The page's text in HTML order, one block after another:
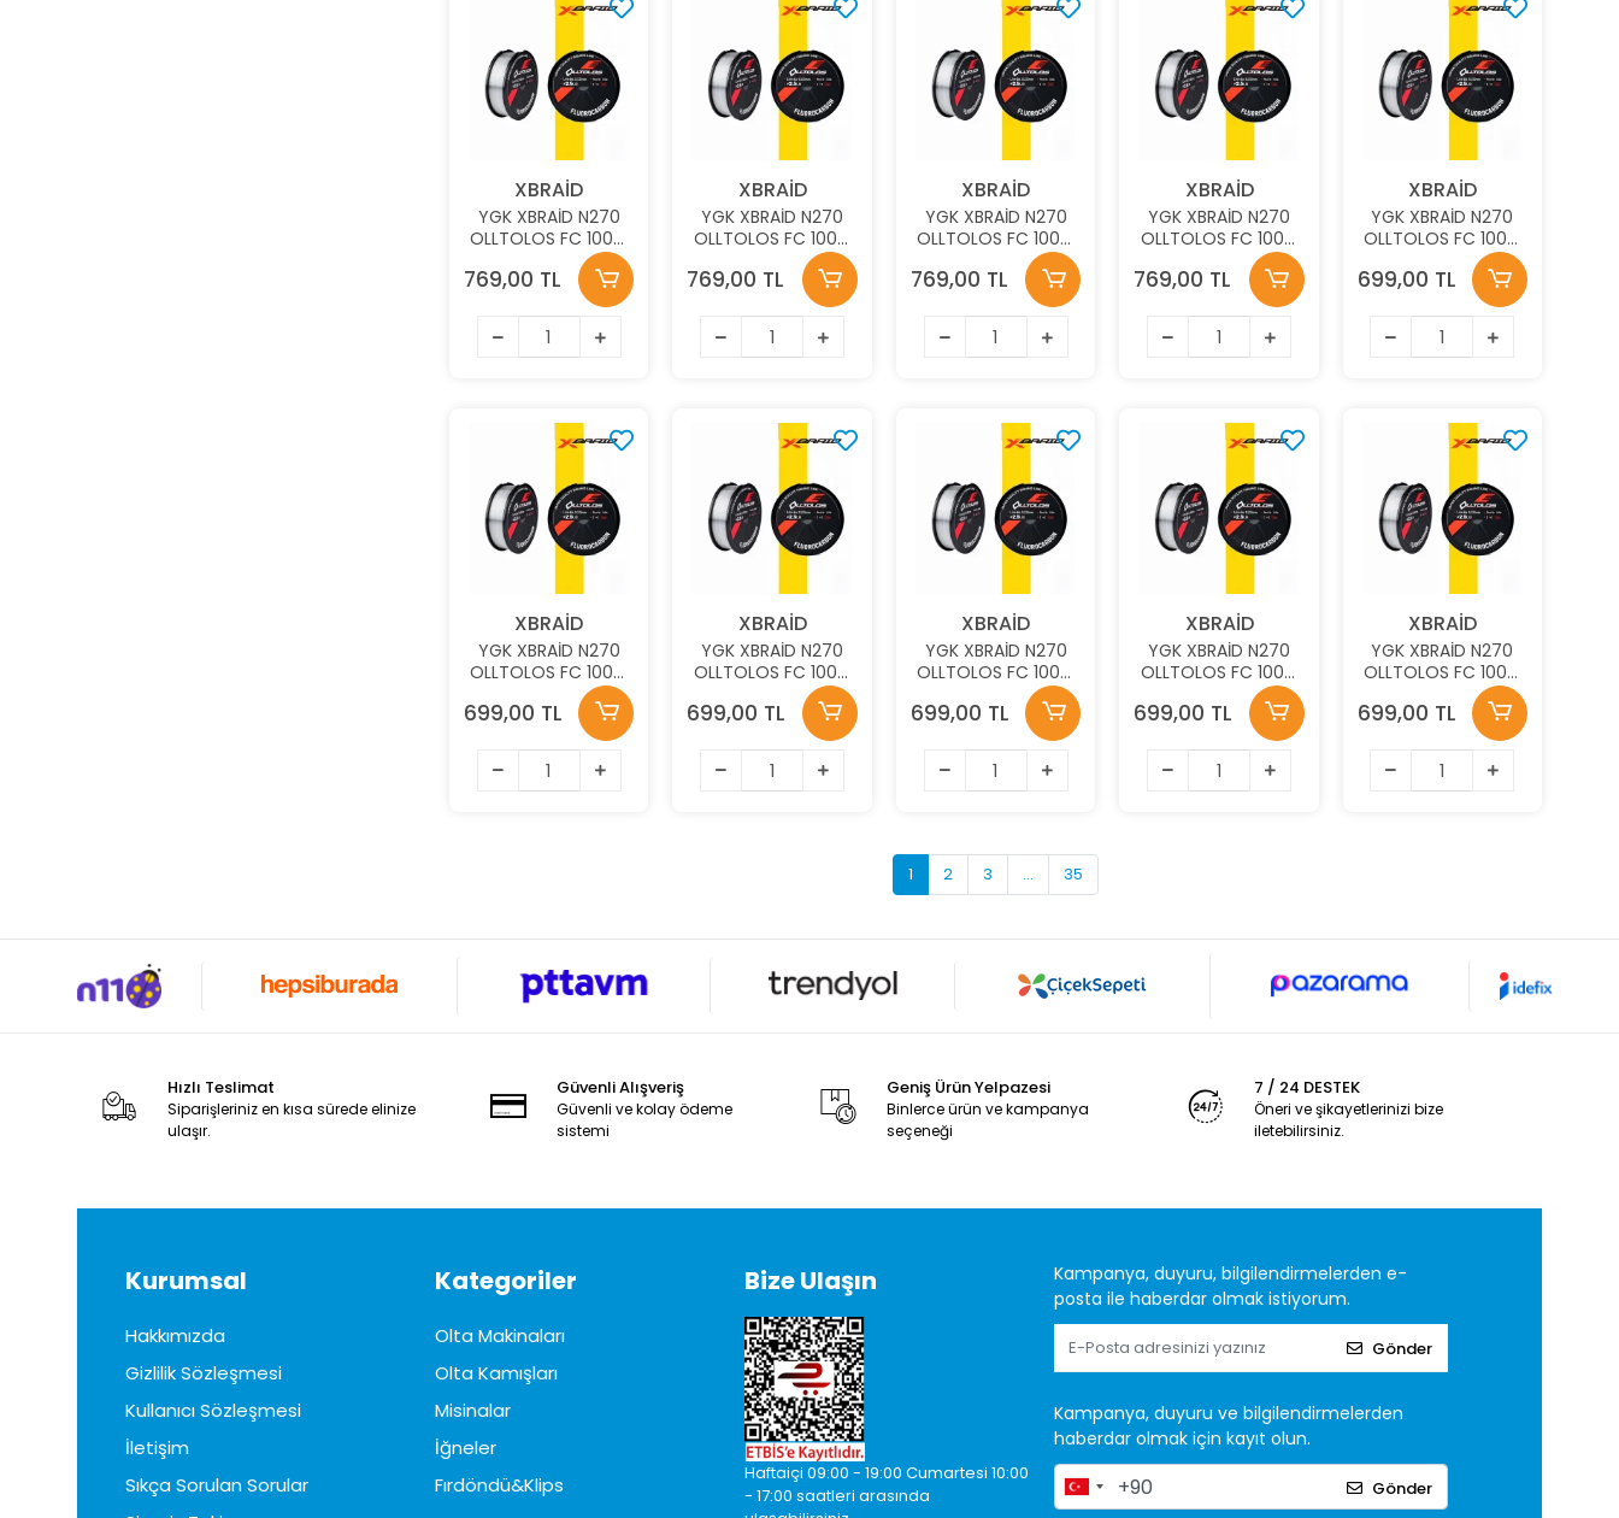
XBRAİD
YGK XBRAİD N270
OLLTOLOS FC 100M
6.5KG 0.316MM
FLOUROCARBON
769,00 TL
XBRAİD
YGK XBRAİD N270
OLLTOLOS FC 100M
6.0KG 0.293MM
FLOUROCARBON
769,00 TL
XBRAİD
YGK XBRAİD N270
OLLTOLOS FC 100M
5.3KG 0.265MM
FLOUROCARBON
769,00 TL
XBRAİD
YGK XBRAİD N270
OLLTOLOS FC 100M
4.5KG 0.239MM
FLOUROCARBON
769,00 TL
XBRAİD
YGK XBRAİD N270
OLLTOLOS FC 100M
4.0KG 0.222MM
FLOUROCARBON
699,00 TL
XBRAİD
YGK XBRAİD N270
OLLTOLOS FC 100M
3,3KG 0.204MM
FLOUROCARBON
699,00 TL
XBRAİD
YGK XBRAİD N270
OLLTOLOS FC 100M
2.8KG 0.187MM
FLOUROCARBON
699,00 TL
XBRAİD
YGK XBRAİD N270
OLLTOLOS FC 100M
2.3KG 0.169MM
FLOUROCARBON
699,00 TL
XBRAİD
YGK XBRAİD N270
OLLTOLOS FC 100M
2.0KG 0.151MM
FLOUROCARBON
699,00 TL
XBRAİD
YGK XBRAİD N270
OLLTOLOS FC 100M
1.6KG 0.133MM
FLOUROCARBON
699,00 TL
1 2 3 ... 35
Hızlı Teslimat
Siparişleriniz en kısa sürede elinize
ulaşır.
Güvenli Alışveriş
Güvenli ve kolay ödeme
sistemi
Geniş Ürün Yelpazesi
Binlerce ürün ve kampanya
seçeneği
7 / 24 DESTEK
Öneri ve şikayetlerinizi bize
iletebilirsiniz.
Kurumsal
Hakkımızda
Gizlilik Sözleşmesi
Kullanıcı Sözleşmesi
İletişim
Sıkça Sorulan Sorular
Kategoriler
Olta Makinaları
Olta Kamışları
Misinalar
İğneler
Fırdöndü&Klips
Bize Ulaşın
Haftaiçi 09:00 - 19:00 Cumartesi 10:00
- 17:00 saatleri arasında
Kampanya, duyuru, bilgilendirmelerden e-
posta ile haberdar olmak istiyorum.
Gönder
Kampanya, duyuru ve bilgilendirmelerden
haberdar olmak için kayıt olun.
Gönder